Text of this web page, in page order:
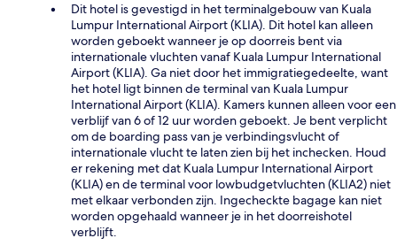
Dit hotel is gevestigd in het terminalgebouw van Kuala
Lumpur International Airport (KLIA). Dit hotel kan alleen
worden geboekt wanneer je op doorreis bent via
internationale vluchten vanaf Kuala Lumpur International
Airport (KLIA). Ga niet door het immigratiegedeelte, want
het hotel ligt binnen de terminal van Kuala Lumpur
International Airport (KLIA). Kamers kunnen alleen voor een
verblijf van 6 of 12 uur worden geboekt. Je bent verplicht
om de boarding pass van je verbindingsvlucht of
internationale vlucht te laten zien bij het inchecken. Houd
er rekening met dat Kuala Lumpur International Airport
(KLIA) en de terminal voor lowbudgetvluchten (KLIA2) niet
met elkaar verbonden zijn. Ingecheckte bagage kan niet
worden opgehaald wanneer je in het doorreishotel
verblijft.